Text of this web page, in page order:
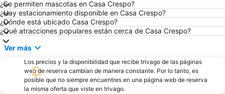
Muelle de los Pegasos
Plaza de Bolívar
Monumento de los Zapatos Viejos
Museo Histórico - Palacio de la Inquisición
Las Bóvedas
Parque Nacional Natural Corales del Rosario
Catedral de Santa Catalina de Alejandría
San Pedro Claver
Plaza de los Coches
Parque Nacional Corales del Rosario
Museo de Arte Moderno
¿Se permiten mascotas en Casa Crespo?
¿Hay estacionamiento disponible en Casa Crespo?
¿Dónde está ubicado Casa Crespo?
¿Qué atracciones populares están cerca de Casa Crespo?
Ver más
Los precios y la disponibilidad que recibe trivago de las páginas
web de reserva cambian de manera constante. Por lo tanto, es
posible que no siempre encuentres en una página web de reserva
la misma oferta que viste en trivago.